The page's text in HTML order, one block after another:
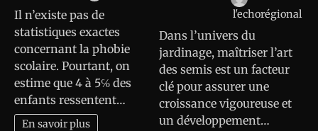
Il n’existe pas de
statistiques exactes
concernant la phobie
scolaire. Pourtant, on
estime que 4 à 5℅ des
enfants ressentent…
En savoir plus
l'echorégional
Dans l’univers du
jardinage, maîtriser l’art
des semis est un facteur
clé pour assurer une
croissance vigoureuse et
un développement…